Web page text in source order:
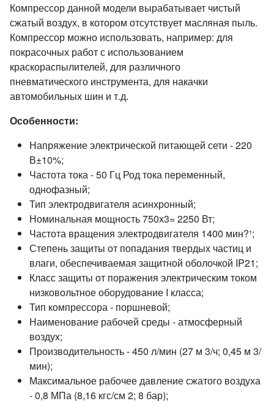
Компрессор данной модели вырабатывает чистый
сжатый воздух, в котором отсутствует масляная пыль.
Компрессор можно использовать, например: для
покрасочных работ с использованием
краскораспылителей, для различного
пневматического инструмента, для накачки
автомобильных шин и т.д.
Особенности:
Напряжение электрической питающей сети - 220
В±10%;
Частота тока - 50 Гц Род тока переменный,
однофазный;
Тип электродвигателя асинхронный;
Номинальная мощность 750х3= 2250 Вт;
Частота вращения электродвигателя 1400 мин?¹;
Степень защиты от попадания твердых частиц и
влаги, обеспечиваемая защитной оболочкой IP21;
Класс защиты от поражения электрическим током
низковольтное оборудование I класса;
Тип компрессора - поршневой;
Наименование рабочей среды - атмосферный
воздух;
Производительность - 450 л/мин (27 м 3/ч; 0,45 м 3/
мин);
Максимальное рабочее давление сжатого воздуха
- 0,8 МПа (8,16 кгс/см 2; 8 бар);